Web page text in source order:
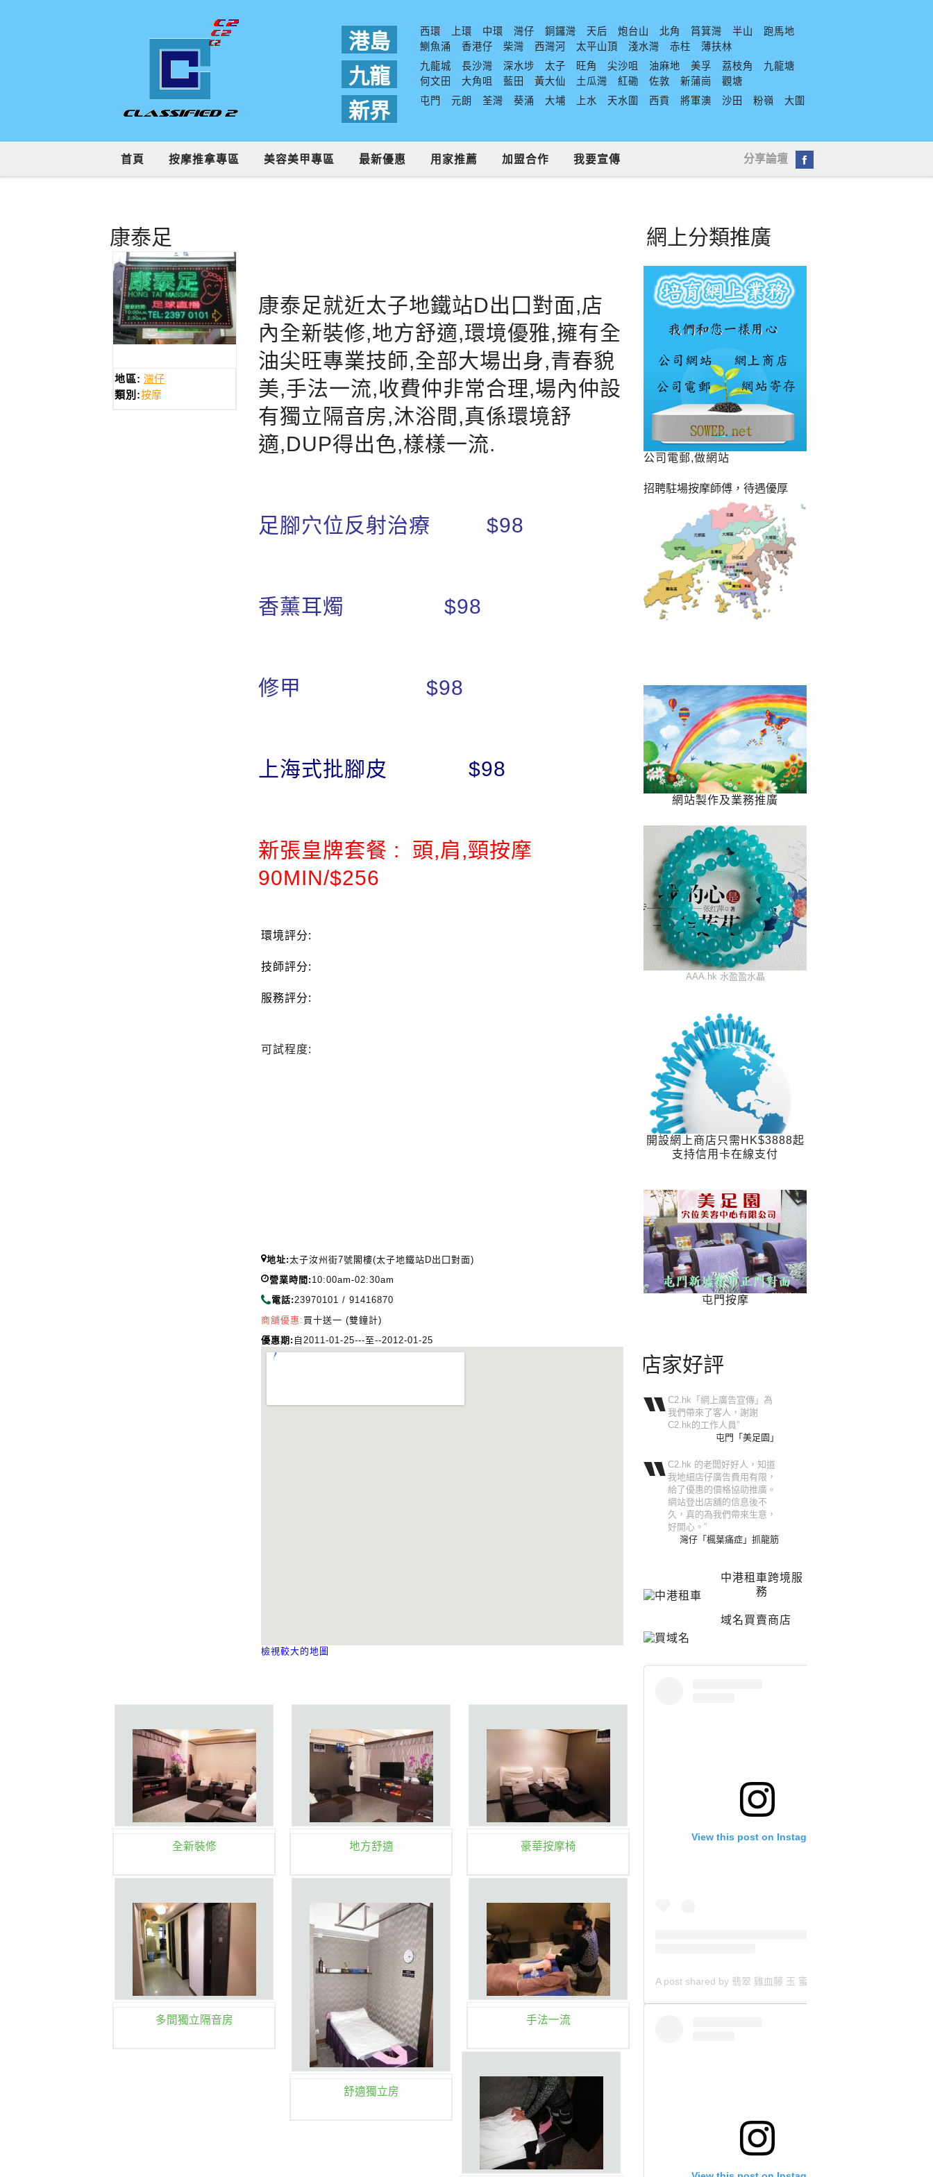
港島 西環 上環 中環 灣仔 銅鑼灣 天后 炮台山 北角 筲箕灣 半山
跑馬地
鰂魚涌
香港仔 柴灣 西灣河 太平山頂 淺水灣 赤柱 薄扶林
九龍 九龍城 長沙灣 深水埗 太子 旺角 尖沙咀 油麻地 美孚 荔枝角
九龍塘
何文田
大角咀 藍田 黃大仙 土瓜灣 紅磡 佐敦 新蒲崗 觀塘
新界 屯門 元朗 荃灣 葵涌 大埔 上水 天水圍 西貢 將軍澳 沙田 粉嶺 大圍
首頁 按摩推拿專區 美容美甲專區 最新優惠 用家推薦 加盟合作 我要宣傳 分享論壇
康泰足
地區: 灣仔
類別:按摩
康泰足就近太子地鐵站D出囗對面,店
內全新裝修,地方舒適,環境優雅,擁有全
油尖旺專業技師,全部大場出身,青春貌
美,手法一流,收費仲非常合理,場內仲設
有獨立隔音房,沐浴間,真係環境舒
適,DUP得出色,樣樣一流.
足腳穴位反射治療 $98
香薰耳燭 $98
修甲 $98
上海式批腳皮 $98
新張皇牌套餐 : 頭,肩,頸按摩
90MIN/$256
環境評分:
技師評分:
服務評分:
可試程度:
地址:太子汝州街7號閣樓(太子地鐵站D出囗對面)
營業時間: 10:00am-02:30am
電話:23970101 / 91416870
商舖優惠: 買十送一 (雙鐘計)
優惠期: 自2011-01-25---至--2012-01-25
檢視較大的地圖
全新裝修 地方舒適 豪華按摩椅
多間獨立隔音房
舒適獨立房
手法一流
網上分類推廣
公司電郵,做網站
招聘駐場按摩師傅，待遇優厚
網站製作及業務推廣
AAA.hk 水盈盈水晶
開設網上商店只需HK$3888起
支持信用卡在線支付
屯門按摩
店家好評
C2.hk「網上廣告宣傳」為
我們帶來了客人，謝謝
C2.hk的工作人員”
屯門「美足園」
C2.hk 的老闆好好人，知道
我地細店仔廣告費用有限，
給了優惠的價格協助推廣。
網站登出店舖的信息後不
久，真的為我們帶來生意，
好開心。”
灣仔「楓葉痛症」抓龍筋
中港租車跨境服
務
域名買賣商店
View this post on Instagram